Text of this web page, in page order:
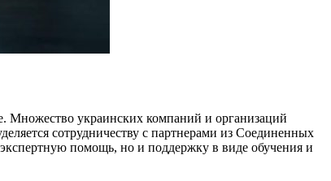
Множество украинских компаний и организаций
сотрудничеству с партнерами из Соединенных
помощь, но и поддержку в виде обучения и